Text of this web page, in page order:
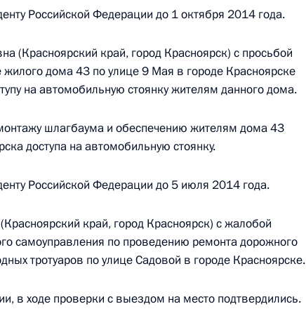
данного по итогам личного приёма в режиме видео-
помощником Президента Российской
в Приёмной Президента Российской Федерации
ноября 2013 года
Рязанской области, проведённого по поручению
в Приёмной Президента по приёму граждан
Российской Федерации до 1 октября 2014 года.
(Красноярский край, город Красноярск) с просьбой
жилого дома 43 по улице 9 Мая в городе Красноярске
на автомобильную стоянку жителям данного дома.
шлагбаума и обеспечению жителям дома 43
доступа на автомобильную стоянку.
Российской Федерации до 5 июля 2014 года.
край, город Красноярск) с жалобой
самоуправления по проведению ремонта дорожного
тротуаров по улице Садовой в городе Красноярске.
в ходе проверки с выездом на место подтвердились.